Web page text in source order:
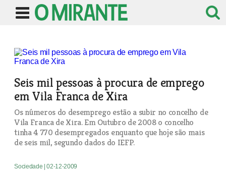
Seis mil pessoas à procura de emprego
em Vila Franca de Xira
Os números do desemprego estão a subir no concelho de
Vila Franca de Xira. Em Outubro de 2008 o concelho
tinha 4 770 desempregados enquanto que hoje são mais
de seis mil, segundo dados do IEFP.
Sociedade | 02-12-2009